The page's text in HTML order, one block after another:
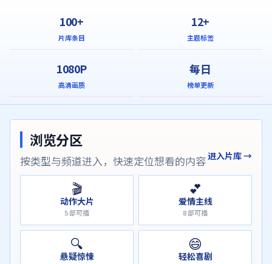
100+
片库条目
12+
主题标签
1080P
高清画质
每日
榜单更新
浏览分区
按类型与频道进入，快速定位想看的内容进入片库 →
🎬
动作大片
5部可播
💕
爱情主线
8部可播
🔍
悬疑惊悚
😄
轻松喜剧